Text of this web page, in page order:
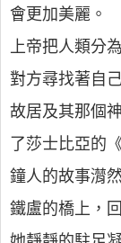
會更加美麗。
上帝把人類分
對方尋找著自
故居及其那個
了莎士比亞的
鐘人的故事潸
鐵盧的橋上，